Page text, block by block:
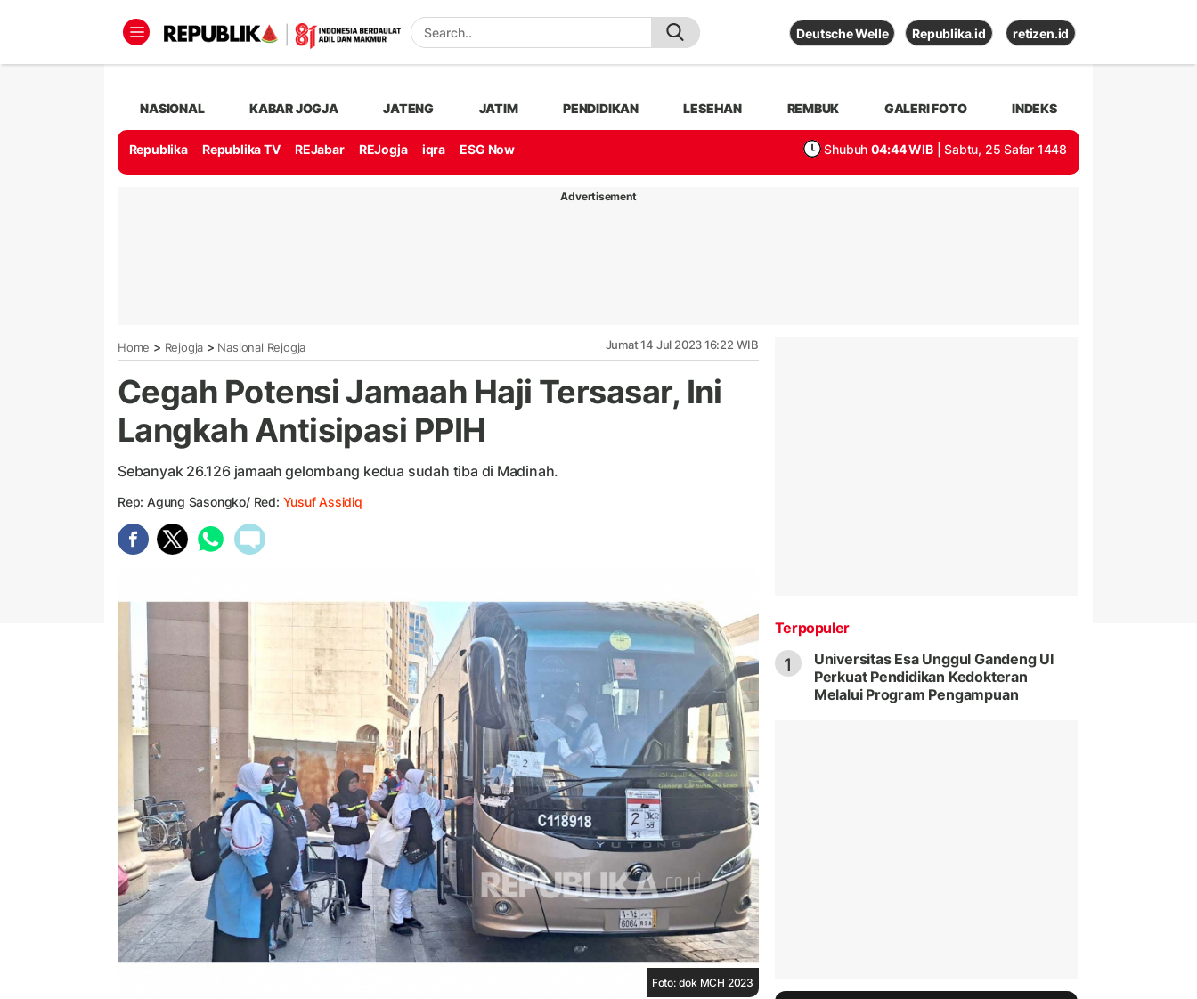
Deutsche Welle Republika.id retizen.id
NASIONAL KABAR JOGJA JATENG JATIM PENDIDIKAN LESEHAN REMBUK GALERI FOTO INDEKS
Republika Republika TV REJabar REJogja iqra ESG Now Shubuh 04:44 WIB | Sabtu, 25 Safar 1448
Advertisement
Home > Rejogja > Nasional Rejogja Jumat 14 Jul 2023 16:22 WIB
Cegah Potensi Jamaah Haji Tersasar, Ini
Langkah Antisipasi PPIH
Sebanyak 26.126 jamaah gelombang kedua sudah tiba di Madinah.
Rep: Agung Sasongko/ Red: Yusuf Assidiq
Foto: dok MCH 2023
Terpopuler
1
Universitas Esa Unggul Gandeng UI
Perkuat Pendidikan Kedokteran
Melalui Program Pengampuan